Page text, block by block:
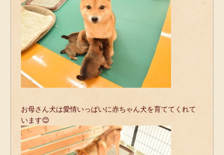
お母さん犬は愛情いっぱいに赤ちゃん犬を育ててくれて
います😊